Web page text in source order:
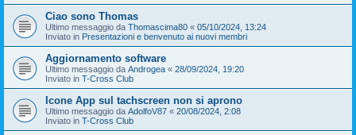
Ciao sono Thomas
Ultimo messaggio da Thomascima80 « 05/10/2024, 13:24
Inviato in Presentazioni e benvenuto ai nuovi membri
Aggiornamento software
Ultimo messaggio da Androgea « 28/09/2024, 19:20
Inviato in T-Cross Club
Icone App sul tachscreen non si aprono
Ultimo messaggio da AdolfoV87 « 20/08/2024, 2:08
Inviato in T-Cross Club